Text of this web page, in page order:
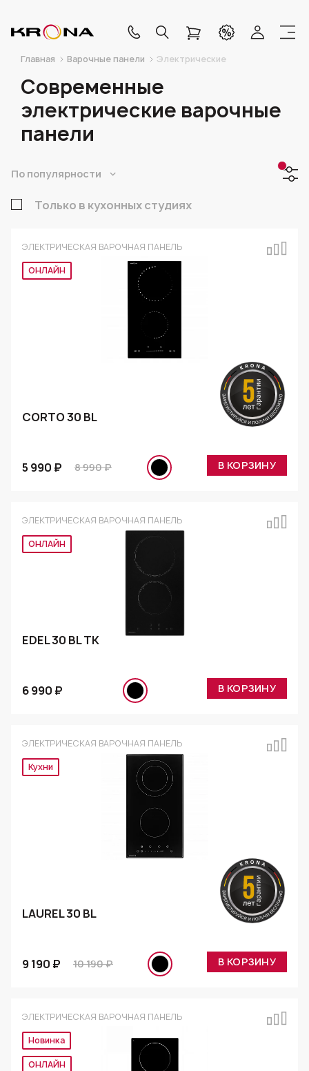
Главная Варочные панели Электрические
Современные
электрические варочные
панели
По популярности
Только в кухонных студиях
ЭЛЕКТРИЧЕСКАЯ ВАРОЧНАЯ ПАНЕЛЬ
Эксклюзив
CORTO 30 BL
5 990 ₽ 8 990 ₽ В КОРЗИНУ
ЭЛЕКТРИЧЕСКАЯ ВАРОЧНАЯ ПАНЕЛЬ
Эксклюзив
EDEL 30 BL TK
6 990 ₽ В КОРЗИНУ
ЭЛЕКТРИЧЕСКАЯ ВАРОЧНАЯ ПАНЕЛЬ
Эксклюзив
LAUREL 30 BL
9 190 ₽ 10 190 ₽ В КОРЗИНУ
ЭЛЕКТРИЧЕСКАЯ ВАРОЧНАЯ ПАНЕЛЬ
Новинка
Эксклюзив